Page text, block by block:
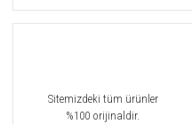
Sitemizdeki tüm ürünler
%100 orijinaldir.